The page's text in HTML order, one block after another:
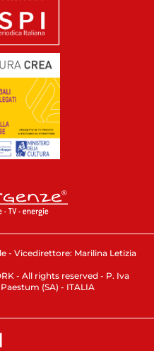
- Vicedirettore: Marilina Letizia
- All rights reserved - P. Iva
(SA) - ITALIA